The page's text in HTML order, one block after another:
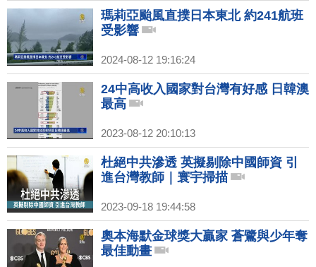
瑪莉亞颱風直撲日本東北 約241航班
受影響
2024-08-12 19:16:24
24中高收入國家對台灣有好感 日韓澳
最高
2023-08-12 20:10:13
杜絕中共滲透 英擬剔除中國師資 引
進台灣教師｜寰宇掃描
2023-09-18 19:44:58
奧本海默金球獎大贏家 蒼鷺與少年奪
最佳動畫